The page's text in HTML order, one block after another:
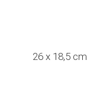
26 x 18,5 cm